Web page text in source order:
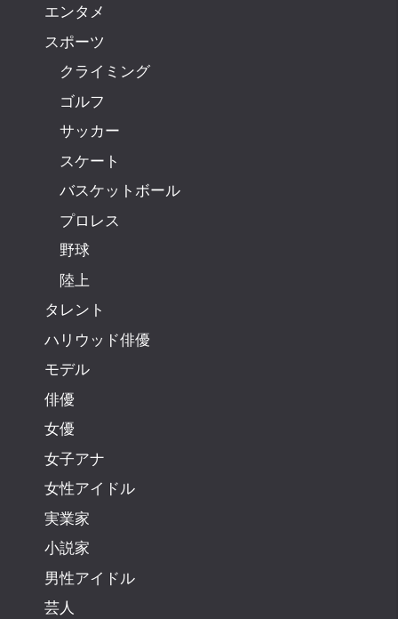
エンタメ
スポーツ
クライミング
ゴルフ
サッカー
スケート
バスケットボール
プロレス
野球
陸上
タレント
ハリウッド俳優
モデル
俳優
女優
女子アナ
女性アイドル
実業家
小説家
男性アイドル
芸人